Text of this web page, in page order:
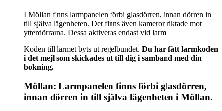
I Möllan finns larmpanelen förbi glasdörren, innan dörren in
till själva lägenheten. Det finns även kameror riktade mot
ytterdörrarna. Dessa aktiveras endast vid larm
Koden till larmet byts ut regelbundet. Du har fått larmkoden
i det mejl som skickades ut till dig i samband med din
bokning.
Möllan: Larmpanelen finns förbi glasdörren,
innan dörren in till själva lägenheten i Möllan.